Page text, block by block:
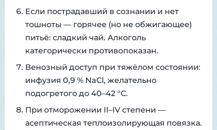
Если пострадавший в сознании и нет
тошноты — горячее (но не обжигающее)
питьё: сладкий чай. Алкоголь
категорически противопоказан.
Венозный доступ при тяжёлом состоянии:
инфузия 0,9 % NaCl, желательно
подогретого до 40–42 °C.
При отморожении II–IV степени —
асептическая теплоизолирующая повязка.